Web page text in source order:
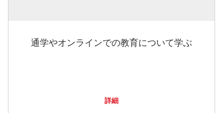
通学やオンラインでの教育について学ぶ
詳細